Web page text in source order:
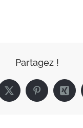
Partagez !
X PinterestXing